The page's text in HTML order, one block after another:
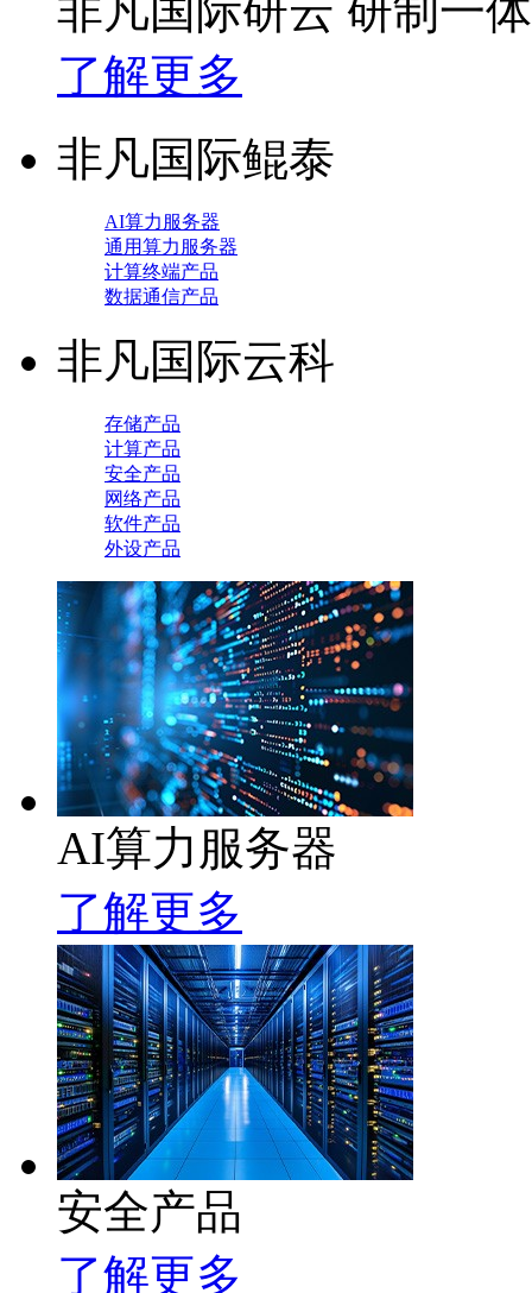
非凡国际研云 研制一
了解更多
非凡国际鲲泰
AI算力服务器
通用算力服务器
计算终端产品
数据通信产品
非凡国际云科
存储产品
计算产品
安全产品
网络产品
软件产品
外设产品
AI算力服务器
了解更多
安全产品
了解更多